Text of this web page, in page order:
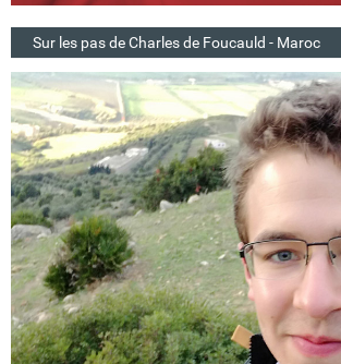
Sur les pas de Charles de Foucauld - Maroc